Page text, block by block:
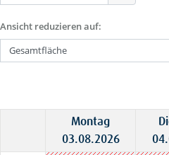
Ansicht reduzieren auf:
Montag
03.08.2026